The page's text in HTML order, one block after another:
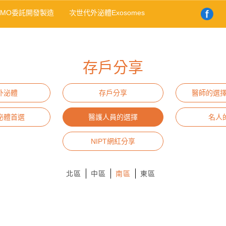
委託開發製造 次世代外泌體Exosomes
存戶分享
泌體 存戶分享 醫師的選
體首選 醫護人員的選擇 名人
NIPT網紅分享
北區 中區 南區 東區